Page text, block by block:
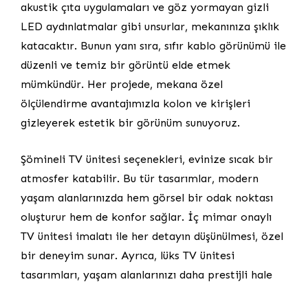
akustik çıta uygulamaları ve göz yormayan gizli
LED aydınlatmalar gibi unsurlar, mekanınıza şıklık
katacaktır. Bunun yanı sıra, sıfır kablo görünümü ile
düzenli ve temiz bir görüntü elde etmek
mümkündür. Her projede, mekana özel
ölçülendirme avantajımızla kolon ve kirişleri
gizleyerek estetik bir görünüm sunuyoruz.
Şömineli TV ünitesi seçenekleri, evinize sıcak bir
atmosfer katabilir. Bu tür tasarımlar, modern
yaşam alanlarınızda hem görsel bir odak noktası
oluşturur hem de konfor sağlar. İç mimar onaylı
TV ünitesi imalatı ile her detayın düşünülmesi, özel
bir deneyim sunar. Ayrıca, lüks TV ünitesi
tasarımları, yaşam alanlarınızı daha prestijli hale